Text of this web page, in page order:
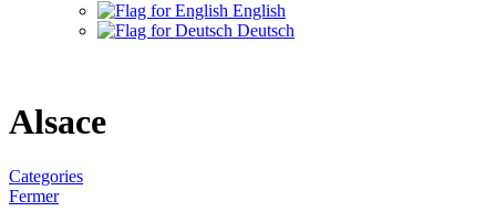
English
Deutsch
Alsace
Categories
Fermer